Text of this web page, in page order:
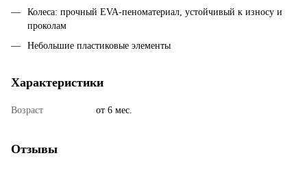
Колеса: прочный EVA-пеноматериал, устойчивый к износу и
проколам
Небольшие пластиковые элементы
Характеристики
Возраст от 6 мес.
Отзывы